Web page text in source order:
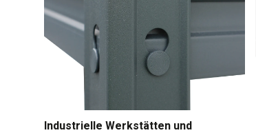
Industrielle Werkstätten und